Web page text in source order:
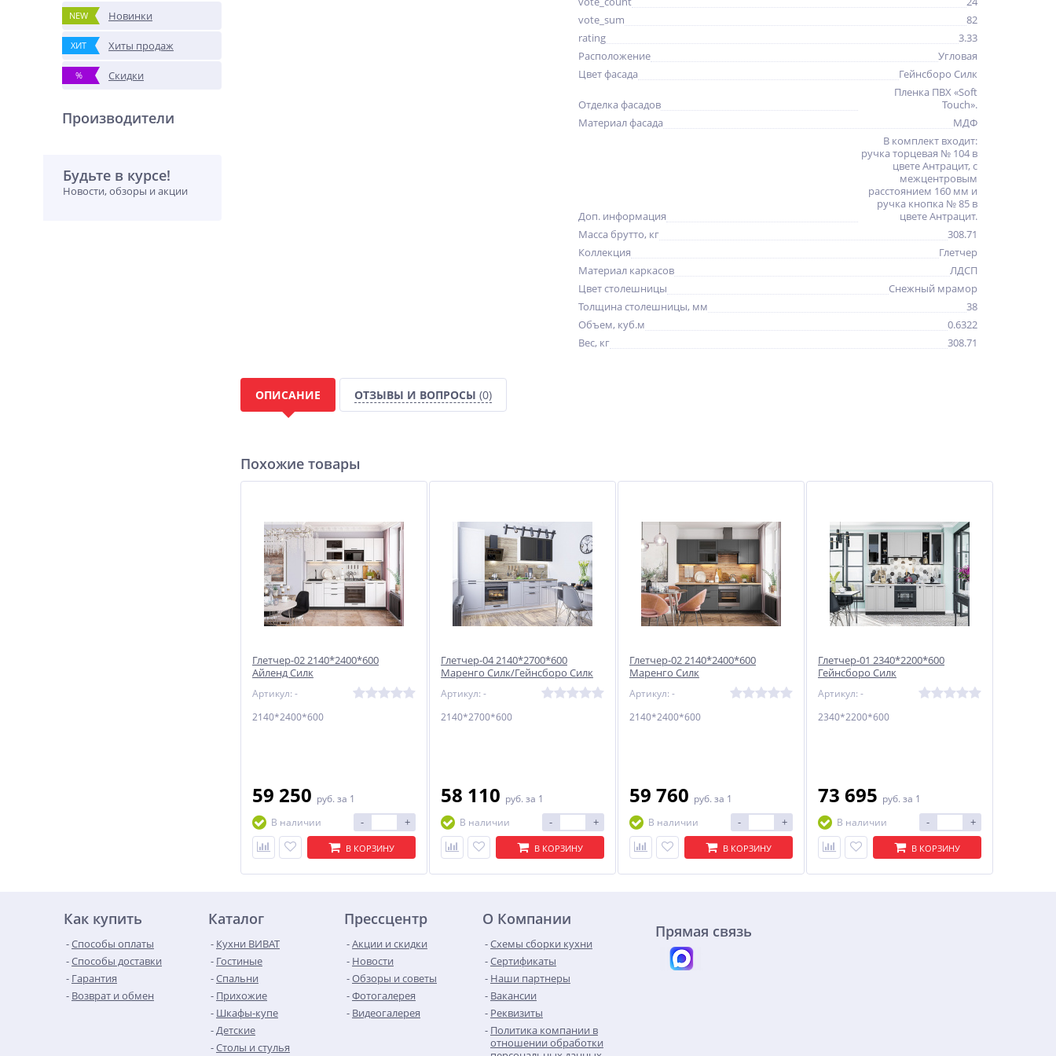
NEW Новинки
ХИТ Хиты продаж
% Скидки
Производители
Будьте в курсе!
Новости, обзоры и акции
vote_sum
82
rating
3.33
Расположение
Угловая
Цвет фасада
Гейнсборо Силк
Отделка фасадов
Пленка ПВХ «Soft
Touch».
Материал фасада
МДФ
Доп. информация
В комплект входит:
ручка торцевая № 104 в
цвете Антрацит, с
межцентровым
расстоянием 160 мм и
ручка кнопка № 85 в
цвете Антрацит.
Масса брутто, кг
308.71
Коллекция
Глетчер
Материал каркасов
ЛДСП
Цвет столешницы
Снежный мрамор
Толщина столешницы, мм
38
Объем, куб.м
0.6322
Вес, кг
308.71
ОПИСАНИЕ ОТЗЫВЫ И ВОПРОСЫ (0)
Похожие товары
Глетчер-02 2140*2400*600
Айленд Силк
Артикул: -
2140*2400*600
59 250 руб. за 1
В наличии
- +
В КОРЗИНУ
Глетчер-04 2140*2700*600
Маренго Силк/Гейнсборо Силк
Артикул: -
2140*2700*600
58 110 руб. за 1
В наличии
- +
В КОРЗИНУ
Глетчер-02 2140*2400*600
Маренго Силк
Артикул: -
2140*2400*600
59 760 руб. за 1
В наличии
- +
В КОРЗИНУ
Глетчер-01 2340*2200*600
Гейнсборо Силк
Артикул: -
2340*2200*600
73 695 руб. за 1
В наличии
- +
В КОРЗИНУ
Как купить
Способы оплаты
Способы доставки
Гарантия
Возврат и обмен
Каталог
Кухни ВИВАТ
Гостиные
Спальни
Прихожие
Шкафы-купе
Детские
Столы и стулья
Прессцентр
Акции и скидки
Новости
Обзоры и советы
Фотогалерея
Видеогалерея
О Компании
Схемы сборки кухни
Сертификаты
Наши партнеры
Вакансии
Реквизиты
Политика компании в
отношении обработки
Прямая связь